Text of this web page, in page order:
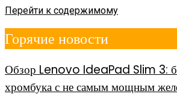
Перейти к содержимому
Горячие новости
Обзор Lenovo IdeaPad Slim 3:
хромбука с не самым мощным